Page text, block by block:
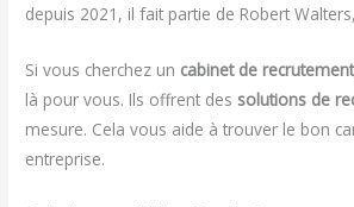
depuis 2021, il fait partie de Robert
Si vous cherchez un cabinet de recrutement
là pour vous. Ils offrent des solutions de
mesure. Cela vous aide à trouver le bon
entreprise.